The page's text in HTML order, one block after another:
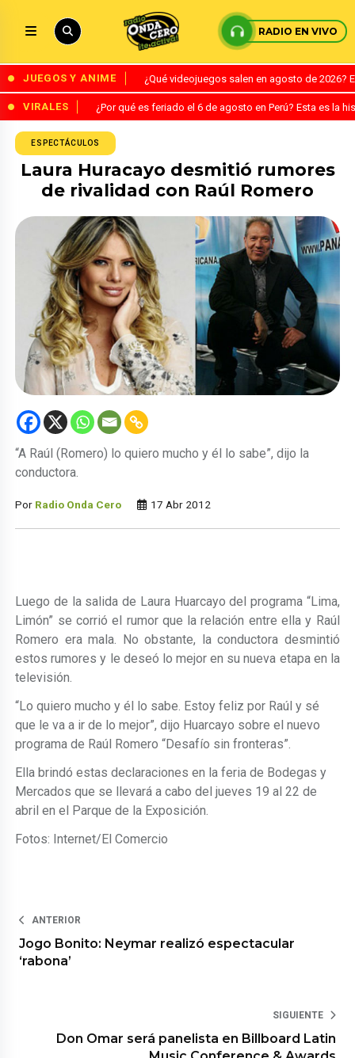
RADIO EN VIVO
JUEGOS Y ANIME ¿Qué videojuegos salen en agosto de
VIRALES ¿Por qué es feriado el 6 de agosto en Perú? Esta es la
ESPECTÁCULOS
Laura Huracayo desmitió rumores
de rivalidad con Raúl Romero
“A Raúl (Romero) lo quiero mucho y él lo sabe”, dijo la
conductora.
Por Radio Onda Cero 17 Abr 2012
Luego de la salida de Laura Huarcayo del programa “Lima,
Limón” se corrió el rumor que la relación entre ella y Raúl
Romero era mala. No obstante, la conductora desmintió
estos rumores y le deseó lo mejor en su nueva etapa en la
televisión.
“Lo quiero mucho y él lo sabe. Estoy feliz por Raúl y sé
que le va a ir de lo mejor”, dijo Huarcayo sobre el nuevo
programa de Raúl Romero “Desafío sin fronteras”.
Ella brindó estas declaraciones en la feria de Bodegas y
Mercados que se llevará a cabo del jueves 19 al 22 de
abril en el Parque de la Exposición.
Fotos: Internet/El Comercio
ANTERIOR
Jogo Bonito: Neymar realizó espectacular
‘rabona’
SIGUIENTE
Don Omar será panelista en Billboard Latin